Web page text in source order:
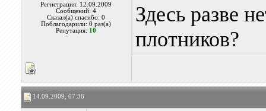
Регистрация: 12.09.2009
Сообщений: 4
Сказал(а) спасибо: 0
Поблагодарили: 0 раз(а)
Репутация: 10
Здесь разве
плотников?
14.09.2009, 07:36